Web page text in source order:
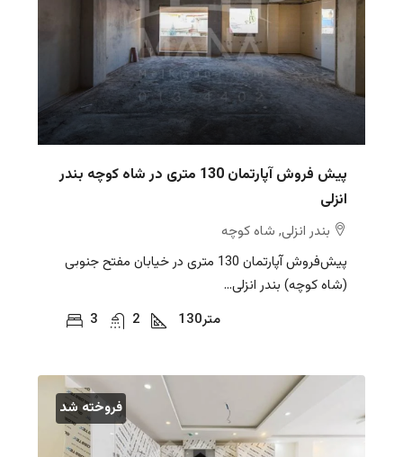
پیش‌ فروش آپارتمان 130 متری در شاه کوچه بندر
انزلی
بندر انزلی, شاه کوچه
پیش‌فروش آپارتمان 130 متری در خیابان مفتح جنوبی
(شاه کوچه) بندر انزلی...
3
2 130متر
فروخته شد